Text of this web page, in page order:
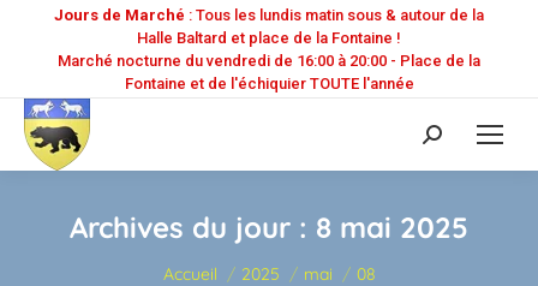
Jours de Marché : Tous les lundis matin sous & autour de la
Halle Baltard et place de la Fontaine !
Marché nocturne du vendredi de 16:00 à 20:00 - Place de la
Fontaine et de l'échiquier TOUTE l'année
Recherche
:
Archives du jour : 8 mai 2025
Vous êtes ici :
Accueil 2025 mai 08